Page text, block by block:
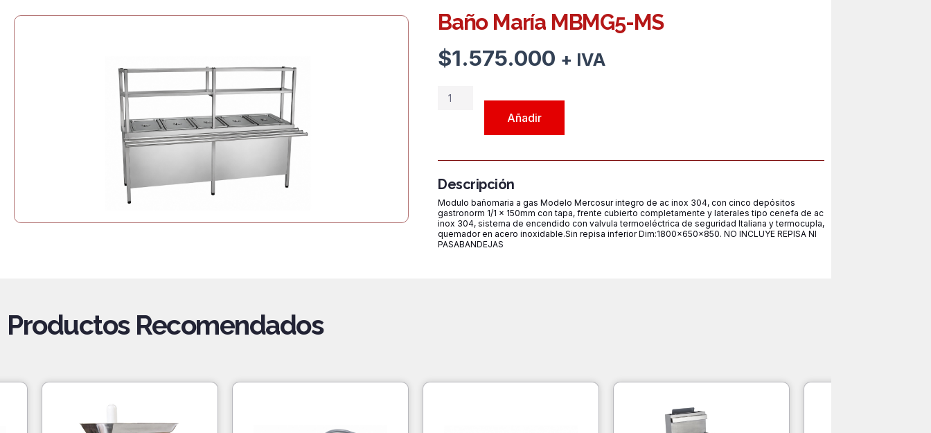
Baño María MBMG5-MS
$1.575.000 + IVA
Baño
cantidad
Añadir
Descripción
Modulo bañomaria a gas Modelo Mercosur integro de ac inox 304, con cinco depósitos
gastronorm 1/1 x 150mm con tapa, frente cubierto completamente y laterales tipo cenefa de ac
inox 304, sistema de encendido con valvula termoeléctrica de seguridad Italiana y termocupla,
quemador en acero inoxidable.Sin repisa inferior Dim:1800x650x850. NO INCLUYE REPISA NI
PASABANDEJAS
Productos Recomendados